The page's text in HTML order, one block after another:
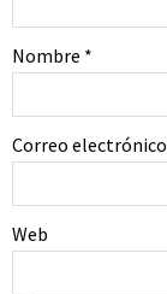
Nombre *
Correo electrónico
Web